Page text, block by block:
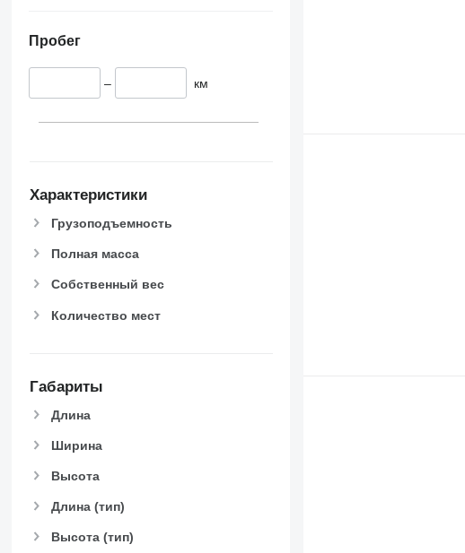
Пробег
– км
Характеристики
Грузоподъемность
Полная масса
Собственный вес
Количество мест
Габариты
Длина
Ширина
Высота
Длина (тип)
Высота (тип)